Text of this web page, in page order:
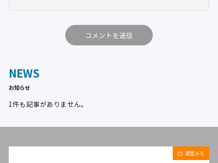
NEWS
お知らせ
1件も記事がありません。
運営メモ